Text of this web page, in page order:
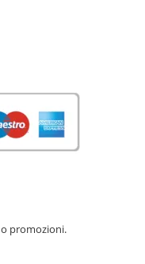
promozioni.